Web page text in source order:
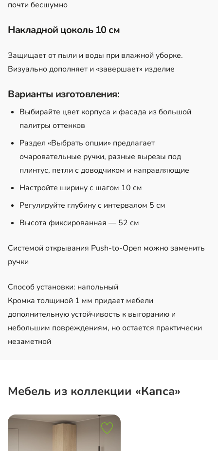
почти бесшумно
Накладной цоколь 10 см
Защищает от пыли и воды при влажной уборке.
Визуально дополняет и «завершает» изделие
Варианты изготовления:
Выбирайте цвет корпуса и фасада из большой
палитры оттенков
Раздел «Выбрать опции» предлагает
очаровательные ручки, разные вырезы под
плинтус, петли с доводчиком и направляющие
Настройте ширину с шагом 10 см
Регулируйте глубину с интервалом 5 см
Высота фиксированная — 52 см
Системой открывания Push-to-Open можно заменить
ручки
Способ установки: напольный
Кромка толщиной 1 мм придает мебели
дополнительную устойчивость к выгоранию и
небольшим повреждениям, но остается практически
незаметной
Мебель из коллекции «Капса»